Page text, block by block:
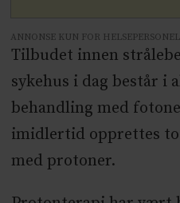
ANNONSE KUN FOR
Tilbudet innen
sykehus i dag består i
behandling med
imidlertid opprettes
med protoner.